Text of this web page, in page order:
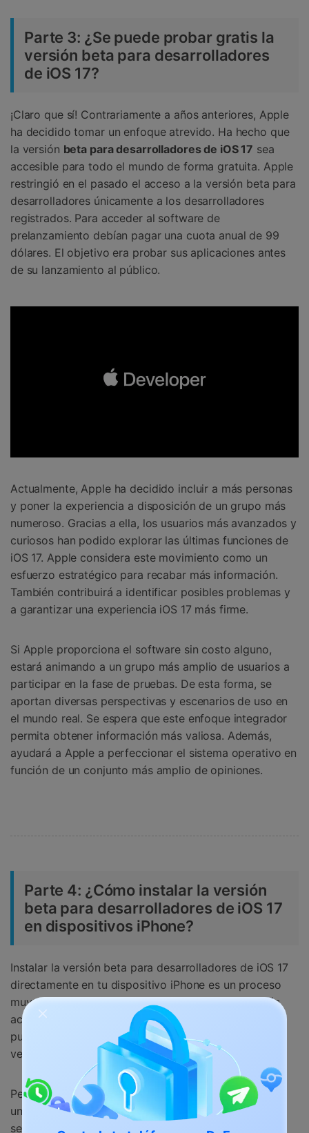
Parte 3: ¿Se puede probar gratis la
versión beta para desarrolladores
de iOS 17?
¡Claro que sí! Contrariamente a años anteriores, Apple
ha decidido tomar un enfoque atrevido. Ha hecho que
la versión beta para desarrolladores de iOS 17 sea
accesible para todo el mundo de forma gratuita. Apple
restringió en el pasado el acceso a la versión beta para
desarrolladores únicamente a los desarrolladores
registrados. Para acceder al software de
prelanzamiento debían pagar una cuota anual de 99
dólares. El objetivo era probar sus aplicaciones antes
de su lanzamiento al público.
Actualmente, Apple ha decidido incluir a más personas
y poner la experiencia a disposición de un grupo más
numeroso. Gracias a ella, los usuarios más avanzados y
curiosos han podido explorar las últimas funciones de
iOS 17. Apple considera este movimiento como un
esfuerzo estratégico para recabar más información.
También contribuirá a identificar posibles problemas y
a garantizar una experiencia iOS 17 más firme.
Si Apple proporciona el software sin costo alguno,
estará animando a un grupo más amplio de usuarios a
participar en la fase de pruebas. De esta forma, se
aportan diversas perspectivas y escenarios de uso en
el mundo real. Se espera que este enfoque integrador
permita obtener información más valiosa. Además,
ayudará a Apple a perfeccionar el sistema operativo en
función de un conjunto más amplio de opiniones.
Parte 4: ¿Cómo instalar la versión
beta para desarrolladores de iOS 17
en dispositivos iPhone?
Instalar la versión beta para desarrolladores de iOS 17
directamente en tu dispositivo iPhone es un proceso
muy sencillo, además de que Apple lo ha hecho más
accesible que nunca. No olvides que el software beta
puede contener errores y no ser tan fiable como la
versión pública oficial.
Pero antes de empezar, lo mejor es que lo instales en
un dispositivo secundario o realices una copia de
seguridad de tus datos. A continuación se describe la